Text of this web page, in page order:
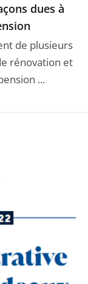
dues à
de plusieurs
rénovation et
...